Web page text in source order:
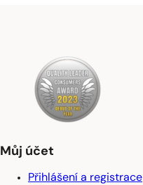
Můj účet
Přihlášení a registrace